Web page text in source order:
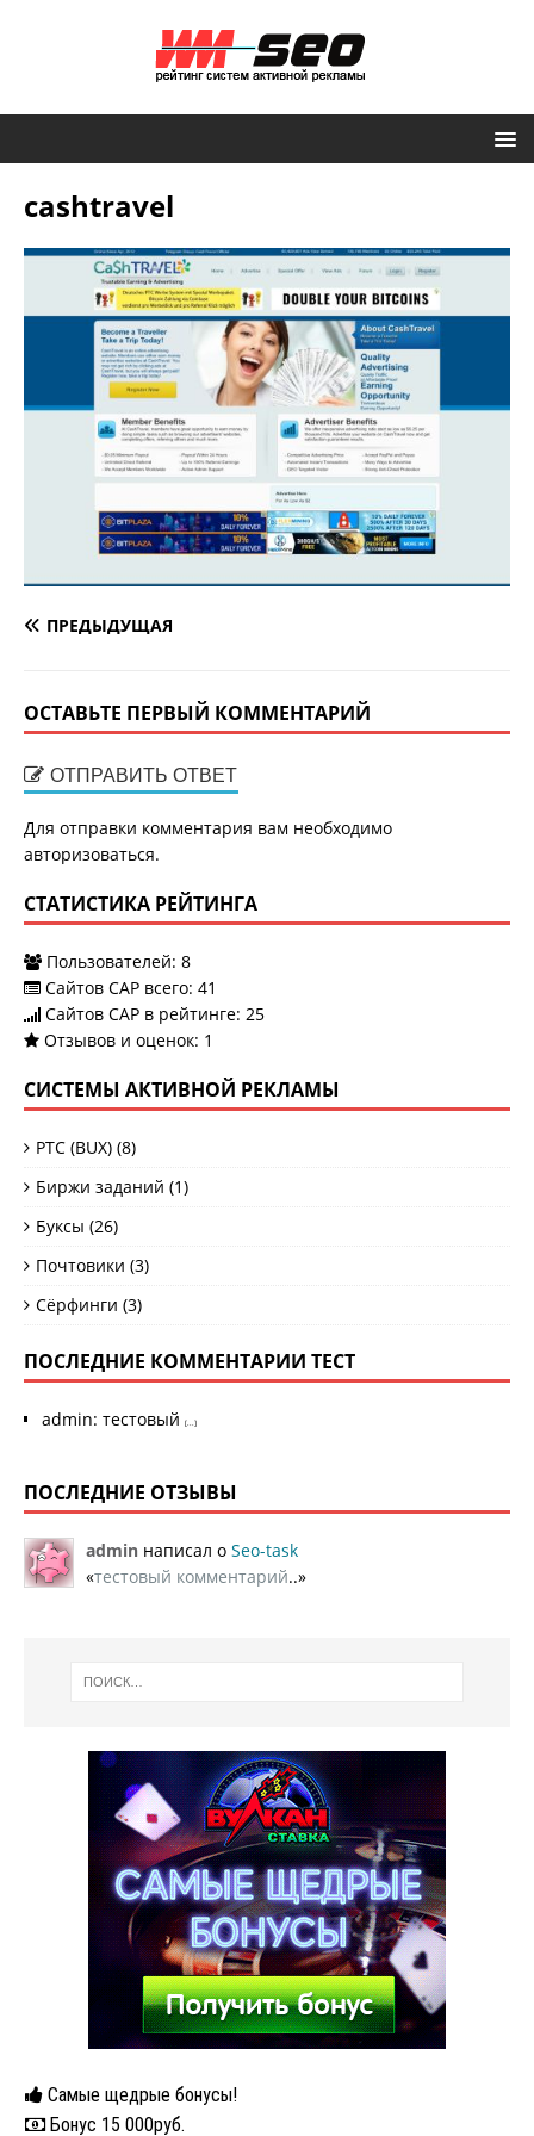
cashtravel
ПРЕДЫДУЩАЯ
ОСТАВЬТЕ ПЕРВЫЙ КОММЕНТАРИЙ
ОТПРАВИТЬ ОТВЕТ
Для отправки комментария вам необходимо
авторизоваться.
СТАТИСТИКА РЕЙТИНГА
Пользователей: 8
Сайтов САР всего: 41
Сайтов САР в рейтинге: 25
Отзывов и оценок: 1
СИСТЕМЫ АКТИВНОЙ РЕКЛАМЫ
PTC (BUX) (8)
Биржи заданий (1)
Буксы (26)
Почтовики (3)
Сёрфинги (3)
ПОСЛЕДНИЕ КОММЕНТАРИИ ТЕСТ
admin: тестовый [...]
ПОСЛЕДНИЕ ОТЗЫВЫ
admin написал о Seo-task
«тестовый комментарий..»
Самые щедрые бонусы!
Бонус 15 000руб.